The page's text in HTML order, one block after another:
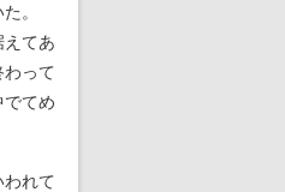
。
てあ
って
てめ
れて